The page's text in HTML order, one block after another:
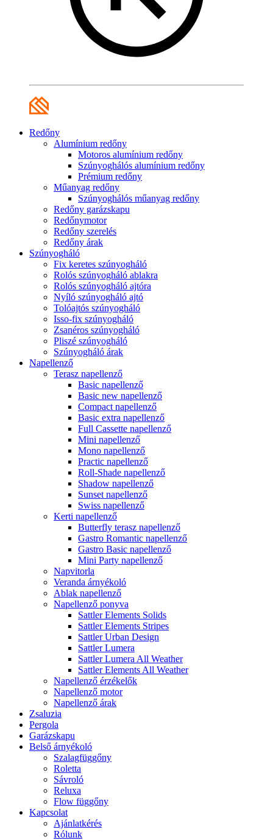
Redőny
Alumínium redőny
Motoros alumínium redőny
Szúnyoghálós alumínium redőny
Prémium redőny
Műanyag redőny
Szúnyoghálós műanyag redőny
Redőny garázskapu
Redőnymotor
Redőny szerelés
Redőny árak
Szúnyogháló
Fix keretes szúnyogháló
Rolós szúnyogháló ablakra
Rolós szúnyogháló ajtóra
Nyíló szúnyogháló ajtó
Tolóajtós szúnyogháló
Isso-fix szúnyogháló
Zsanéros szúnyogháló
Pliszé szúnyogháló
Szúnyogháló árak
Napellenző
Terasz napellenző
Basic napellenző
Basic new napellenző
Compact napellenző
Basic extra napellenző
Full Cassette napellenző
Mini napellenző
Mono napellenző
Practic napellenző
Roll-Shade napellenző
Shadow napellenző
Sunset napellenző
Swiss napellenző
Kerti napellenző
Butterfly terasz napellenző
Gastro Romantic napellenző
Gastro Basic napellenző
Mini Party napellenző
Napvitorla
Veranda árnyékoló
Ablak napellenző
Napellenző ponyva
Sattler Elements Solids
Sattler Elements Stripes
Sattler Urban Design
Sattler Lumera
Sattler Lumera All Weather
Sattler Elements All Weather
Napellenző érzékelők
Napellenző motor
Napellenző árak
Zsaluzia
Pergola
Garázskapu
Belső árnyékoló
Szalagfüggőny
Roletta
Sávroló
Reluxa
Flow függőny
Kapcsolat
Ajánlatkérés
Rólunk